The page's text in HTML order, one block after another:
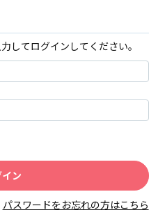
してログインしてください。
パスワードをお忘れの方はこちら